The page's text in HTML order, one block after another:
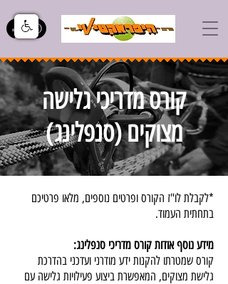
קורס מדריכי גלישה
מצוקים (סנפלינג)
*לקבלת לו"ז הקורס ופרטים נוספים, מלאו פרטיכם
בתחתית העמוד.
מידע נוסף אודות קורס מדריכי סנפלינג:
קורס שמטרתו להקנות ידע מודרני ועדכני בהדרכת
גלישת מצוקים, המאפשרת ביצוע פעילויות גלישה עם